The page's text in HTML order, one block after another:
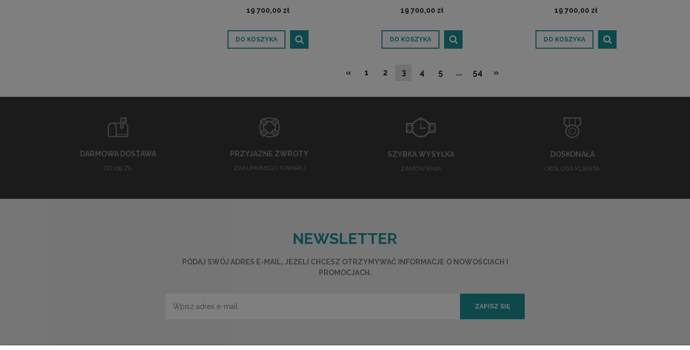
19 700,00 zł
DO KOSZYKA
19 700,00 zł
DO KOSZYKA
19 700,00 zł
DO KOSZYKA
« 1 2 3 4 5 ... 54 »
DARMOWA DOSTAWA
OD 199 ZŁ
PRZYJAZNE ZWROTY
ZAKUPIONEGO TOWARU
SZYBKA WYSYŁKA
ZAMÓWIENIA
DOSKONAŁA
OBSŁUGA KLIENTA
NEWSLETTER
PODAJ SWÓJ ADRES E-MAIL, JEŻELI CHCESZ OTRZYMYWAĆ INFORMACJE O NOWOŚCIACH I
PROMOCJACH.
ZAPISZ SIĘ